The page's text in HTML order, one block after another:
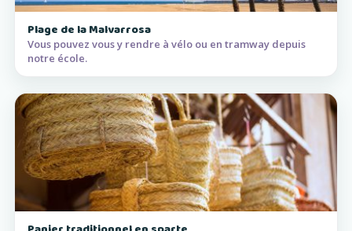
Plage de la Malvarrosa
Vous pouvez vous y rendre à vélo ou en tramway depuis
notre école.